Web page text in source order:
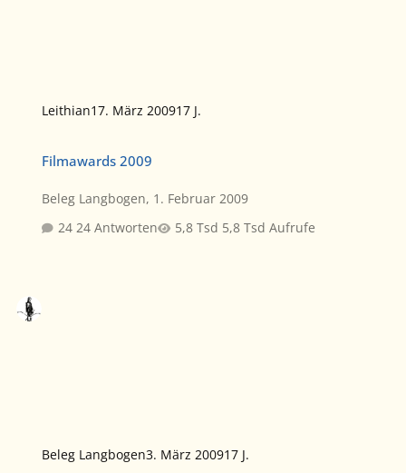
Leithian17. März 200917 J.
Filmawards 2009
Beleg Langbogen, 1. Februar 2009
24 Antworten
5,8 Tsd Aufrufe
Beleg Langbogen3. März 200917 J.